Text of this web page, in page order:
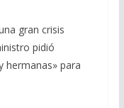
gran crisis
pidió
hermanas» para